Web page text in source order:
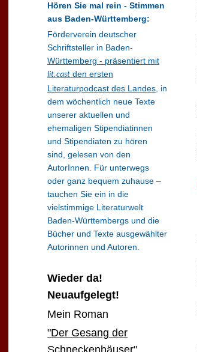
Hören Sie mal rein - Stimmen
aus Baden-Württemberg:
Förderverein deutscher
Schriftsteller in Baden-
Württemberg - präsentiert mit
lit.cast den ersten
Literaturpodcast des Landes , in
dem wöchentlich neue Texte
unserer aktuellen und
ehemaligen Stipendiatinnen
und Stipendiaten zu hören
sind, gelesen von den
AutorInnen. Für unterwegs
oder ganz bequem zuhause –
tauchen Sie ein in die
vielstimmige Literaturwelt
Baden-Württembergs und die
Bücher und Texte ausgewählter
Autorinnen und Autoren.
Wieder da!
Neuaufgelegt!
Mein Roman
"Der Gesang der